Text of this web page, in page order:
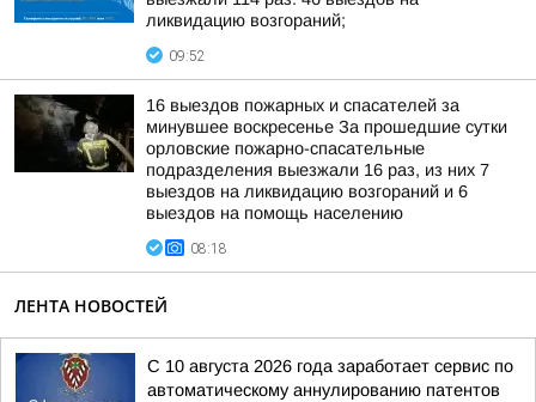
ликвидацию возгораний;
09:52
16 выездов пожарных и спасателей за
минувшее воскресенье За прошедшие сутки
орловские пожарно-спасательные
подразделения выезжали 16 раз, из них 7
выездов на ликвидацию возгораний и 6
выездов на помощь населению
08:18
ЛЕНТА НОВОСТЕЙ
С 10 августа 2026 года заработает сервис по
автоматическому аннулированию патентов